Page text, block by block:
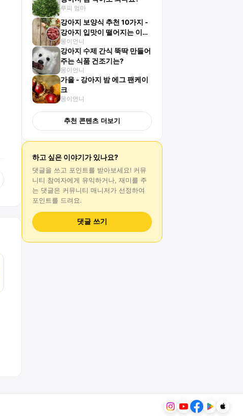
루피 엄마
강아지 보양식 추천 10가지 -
강아지 입맛이 떨어지는 이유
는?
몽이언니
강아지 수제 간식 뚝딱 만들어
주는 식품 건조기는?
몽이언니
가을 - 강아지 밤 에그 팬케이
크
몽이언니
추천 콘텐츠 더보기
하고 싶은 이야기가 있나요?
댓글을 쓰고 포인트를 받아보세요! 커뮤
니티 참여자에게 유익하거나, 재미를 주
는 댓글은 커뮤니티 매니저가 선정하여
포인트를 드려요.
댓글 쓰기